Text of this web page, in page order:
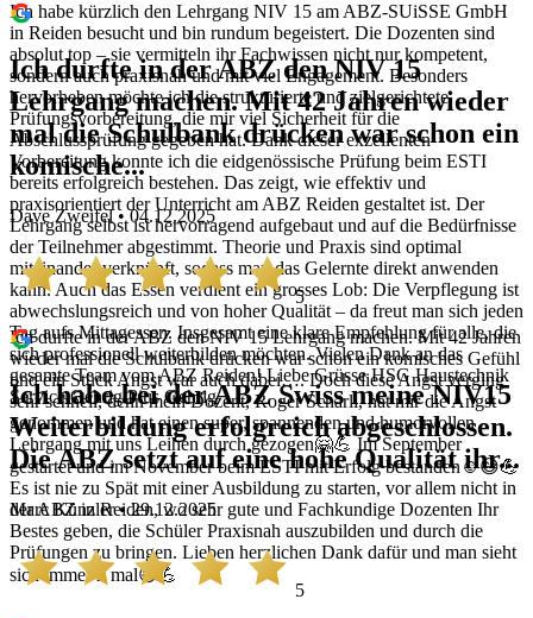
Ich habe kürzlich den Lehrgang NIV 15 am ABZ-SUiSSE GmbH
in Reiden besucht und bin rundum begeistert. Die Dozenten sind
absolut top – sie vermitteln ihr Fachwissen nicht nur kompetent,
sondern auch praxisnah und mit viel Engagement. Besonders
hervorheben möchte ich die strukturierte und zielgerichtete
Prüfungsvorbereitung, die mir viel Sicherheit für die
Abschlussprüfung gegeben hat. Dank dieser exzellenten
Vorbereitung konnte ich die eidgenössische Prüfung beim ESTI
bereits erfolgreich bestehen. Das zeigt, wie effektiv und
praxisorientiert der Unterricht am ABZ Reiden gestaltet ist. Der
Lehrgang selbst ist hervorragend aufgebaut und auf die Bedürfnisse
der Teilnehmer abgestimmt. Theorie und Praxis sind optimal
miteinander verknüpft, sodass man das Gelernte direkt anwenden
kann. Auch das Essen verdient ein grosses Lob: Die Verpflegung ist
abwechslungsreich und von hoher Qualität – da freut man sich jeden
Tag aufs Mittagessen. Insgesamt eine klare Empfehlung für alle, die
sich professionell weiterbilden möchten. Vielen Dank an das
gesamte Team vom ABZ Reiden! Liebe Grüsse HSG Haustechnik
Service Gehrig Pius Gehrig
Ich durfte in der ABZ den NIV 15
Lehrgang machen. Mit 42 Jahren wieder
mal die Schulbank drücken war schon ein
komische...
Dave Zweifel • 04.12.2025
5
Ich durfte in der ABZ den NIV 15 Lehrgang machen. Mit 42 Jahren
wieder mal die Schulbank drücken war schon ein komisches Gefühl
und ein Stück Angst war auch dabei…. Doch diese Angst verging
sehr schnell, denn mein Dozent, Roger Schärli, hat mir die Angst
genommen und hat einen super, spannenden und humorvollen
Lehrgang mit uns Leihen durch gezogen🤗💪 Im September
gestartet und im November beim ESTI mit Erfolg bestanden☺️😅💪
Es ist nie zu Spät mit einer Ausbildung zu starten, vor allem nicht in
der ABZ in Reiden, wo sehr gute und Fachkundige Dozenten Ihr
Bestes geben, die Schüler Praxisnah auszubilden und durch die
Prüfungen zu bringen. Lieben herzlichen Dank dafür und man sieht
sich immer 2 mal😅💪
Ich habe bei der ABZ Swiss meine NIV15
Weiterbildung erfolgreich abgeschlossen.
Die ABZ setzt auf eine hohe Qualität ihr...
Marc Künzler • 29.12.2025
5